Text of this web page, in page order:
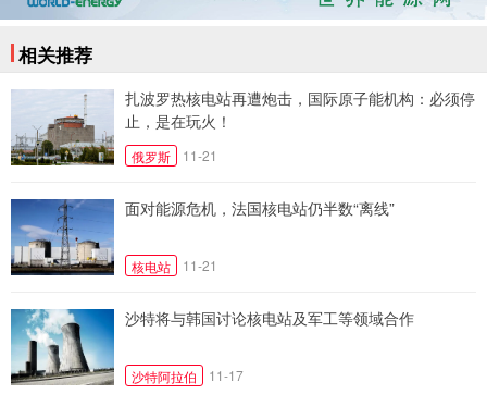
相关推荐
扎波罗热核电站再遭炮击，国际原子能机构：必须停
止，是在玩火！
俄罗斯 11-21
面对能源危机，法国核电站仍半数“离线”
核电站 11-21
沙特将与韩国讨论核电站及军工等领域合作
沙特阿拉伯 11-17